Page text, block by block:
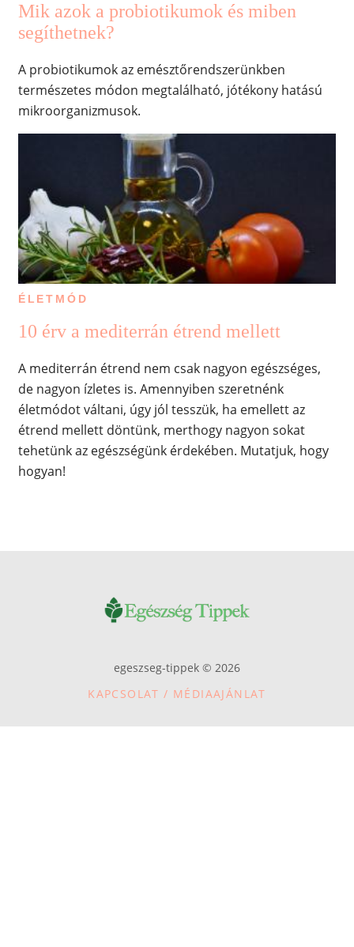
Mik azok a probiotikumok és miben
segíthetnek?
A probiotikumok az emésztőrendszerünkben
természetes módon megtalálható, jótékony hatású
mikroorganizmusok.
ÉLETMÓD
10 érv a mediterrán étrend mellett
A mediterrán étrend nem csak nagyon egészséges,
de nagyon ízletes is. Amennyiben szeretnénk
életmódot váltani, úgy jól tesszük, ha emellett az
étrend mellett döntünk, merthogy nagyon sokat
tehetünk az egészségünk érdekében. Mutatjuk, hogy
hogyan!
egeszseg-tippek © 2026
KAPCSOLAT / MÉDIAAJÁNLAT